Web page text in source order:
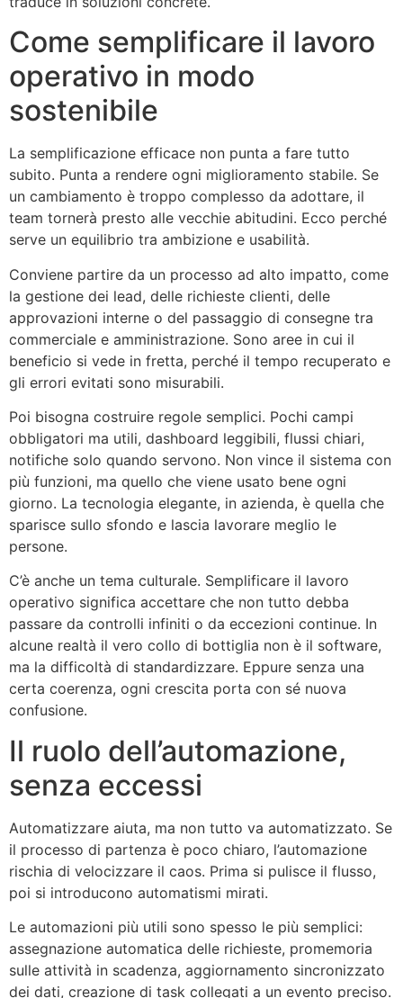
Come semplificare il lavoro
operativo in modo
sostenibile
La semplificazione efficace non punta a fare tutto
subito. Punta a rendere ogni miglioramento stabile. Se
un cambiamento è troppo complesso da adottare, il
team tornerà presto alle vecchie abitudini. Ecco perché
serve un equilibrio tra ambizione e usabilità.
Conviene partire da un processo ad alto impatto, come
la gestione dei lead, delle richieste clienti, delle
approvazioni interne o del passaggio di consegne tra
commerciale e amministrazione. Sono aree in cui il
beneficio si vede in fretta, perché il tempo recuperato e
gli errori evitati sono misurabili.
Poi bisogna costruire regole semplici. Pochi campi
obbligatori ma utili, dashboard leggibili, flussi chiari,
notifiche solo quando servono. Non vince il sistema con
più funzioni, ma quello che viene usato bene ogni
giorno. La tecnologia elegante, in azienda, è quella che
sparisce sullo sfondo e lascia lavorare meglio le
persone.
C’è anche un tema culturale. Semplificare il lavoro
operativo significa accettare che non tutto debba
passare da controlli infiniti o da eccezioni continue. In
alcune realtà il vero collo di bottiglia non è il software,
ma la difficoltà di standardizzare. Eppure senza una
certa coerenza, ogni crescita porta con sé nuova
confusione.
Il ruolo dell’automazione,
senza eccessi
Automatizzare aiuta, ma non tutto va automatizzato. Se
il processo di partenza è poco chiaro, l’automazione
rischia di velocizzare il caos. Prima si pulisce il flusso,
poi si introducono automatismi mirati.
Le automazioni più utili sono spesso le più semplici:
assegnazione automatica delle richieste, promemoria
sulle attività in scadenza, aggiornamento sincronizzato
dei dati, creazione di task collegati a un evento preciso.